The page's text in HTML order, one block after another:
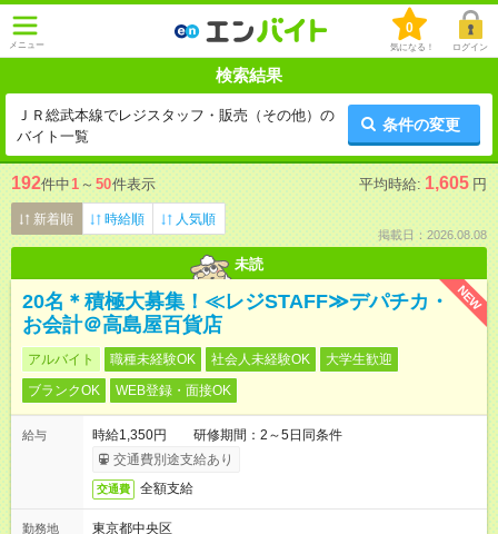
メニュー
0
気になる！ ログイン
検索結果
ＪＲ総武本線でレジスタッフ・販売（その他）の
バイト一覧
条件の変更
192件中1 ～ 50件表示 平均時給: 1,605 円
新着順 時給順 人気順
掲載日：2026.08.08
未読
NEW
20名＊積極大募集！≪レジSTAFF≫デパチカ・
お会計＠高島屋百貨店
アルバイト 職種未経験OK 社会人未経験OK
大学生歓迎
ブランクOK
WEB登録・面接OK
給与
時給1,350円 研修期間：2～5日同条件
交通費別途支給あり
交通費 全額支給
勤務地
東京都中央区